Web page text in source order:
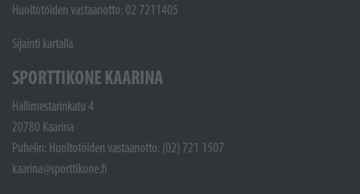
Huoltotöiden vastaanotto: 02 7211405
Sijainti kartalla
SPORTTIKONE KAARINA
Hallimestarinkatu 4
20780 Kaarina
Puhelin: Huoltotöiden vastaanotto: (02) 721 1507
kaarina@sporttikone.fi